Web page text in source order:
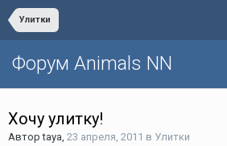
Улитки
Форум Animals NN
Хочу улитку!
Авторtaya, 23 апреля, 2011 в Улитки